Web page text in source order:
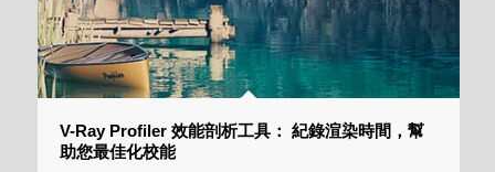
V-Ray Profiler 效能剖析工具： 紀錄渲染時間，幫
助您最佳化校能